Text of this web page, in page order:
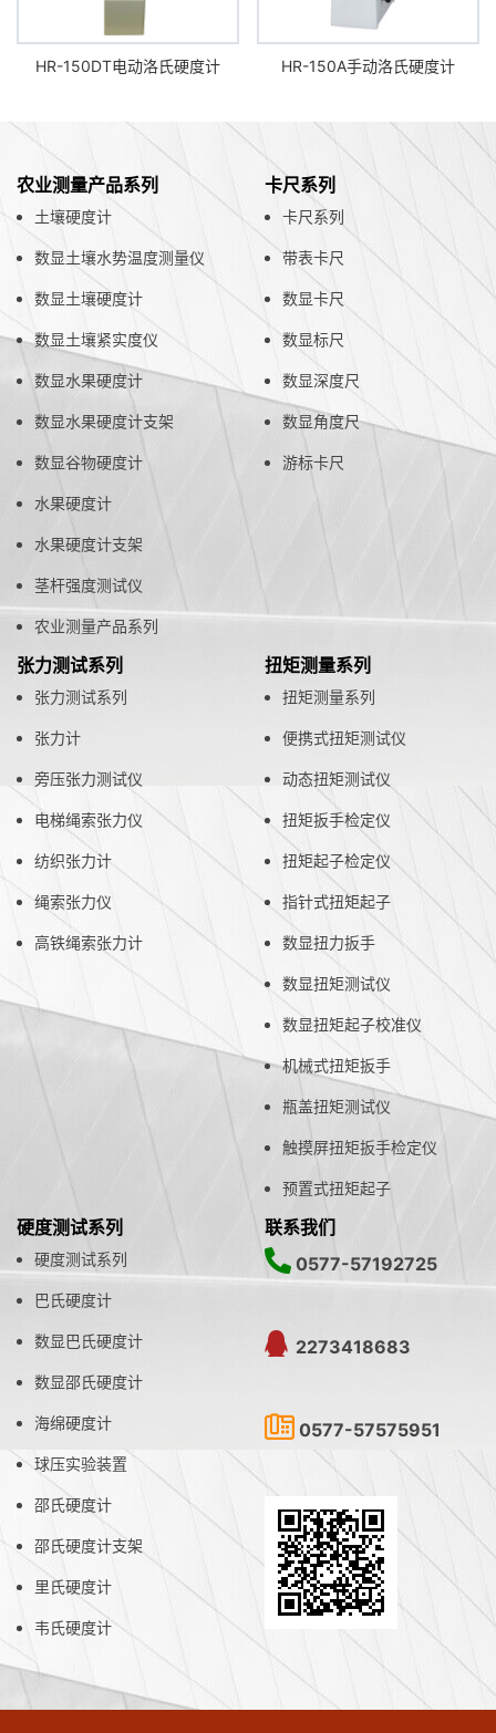
HR-150DT电动洛氏硬度计 HR-150A手动洛氏硬度计
农业测量产品系列
土壤硬度计
数显土壤水势温度测量仪
数显土壤硬度计
数显土壤紧实度仪
数显水果硬度计
数显水果硬度计支架
数显谷物硬度计
水果硬度计
水果硬度计支架
茎杆强度测试仪
农业测量产品系列
卡尺系列
卡尺系列
带表卡尺
数显卡尺
数显标尺
数显深度尺
数显角度尺
游标卡尺
张力测试系列
张力测试系列
张力计
旁压张力测试仪
电梯绳索张力仪
纺织张力计
绳索张力仪
高铁绳索张力计
扭矩测量系列
扭矩测量系列
便携式扭矩测试仪
动态扭矩测试仪
扭矩扳手检定仪
扭矩起子检定仪
指针式扭矩起子
数显扭力扳手
数显扭矩测试仪
数显扭矩起子校准仪
机械式扭矩扳手
瓶盖扭矩测试仪
触摸屏扭矩扳手检定仪
预置式扭矩起子
硬度测试系列
硬度测试系列
巴氏硬度计
数显巴氏硬度计
数显邵氏硬度计
海绵硬度计
球压实验装置
邵氏硬度计
邵氏硬度计支架
里氏硬度计
韦氏硬度计
联系我们
0577-57192725
2273418683
0577-57575951